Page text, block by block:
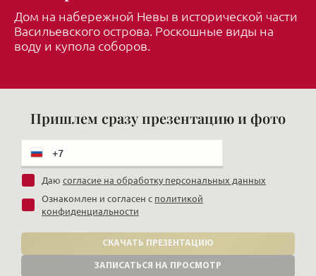
Дом на набережной Невы в исторической части
Васильевского острова. Роскошные виды на
воду и купола соборов.
Пришлем сразу презентацию и фото
Даю согласие на обработку персональных данных
Ознакомлен и согласен с политикой
конфиденциальности
СКАЧАТЬ ПРЕЗЕНТАЦИЮ
ЗАПИСАТЬСЯ НА ПРОСМОТР